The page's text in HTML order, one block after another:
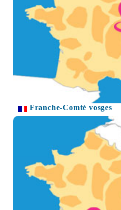
Franche-Comté vosges